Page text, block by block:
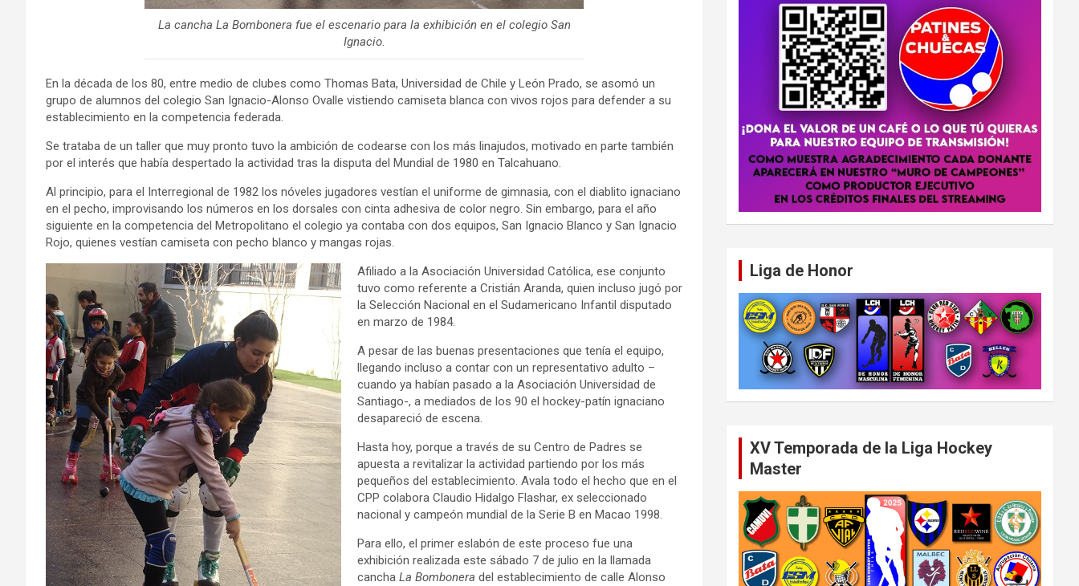
La cancha La Bombonera fue el escenario para la exhibición en el colegio San
Ignacio.
En la década de los 80, entre medio de clubes como Thomas Bata, Universidad de Chile y León Prado, se asomó un
grupo de alumnos del colegio San Ignacio-Alonso Ovalle vistiendo camiseta blanca con vivos rojos para defender a su
establecimiento en la competencia federada.
Se trataba de un taller que muy pronto tuvo la ambición de codearse con los más linajudos, motivado en parte también
por el interés que había despertado la actividad tras la disputa del Mundial de 1980 en Talcahuano.
Al principio, para el Interregional de 1982 los nóveles jugadores vestían el uniforme de gimnasia, con el diablito ignaciano
en el pecho, improvisando los números en los dorsales con cinta adhesiva de color negro. Sin embargo, para el año
siguiente en la competencia del Metropolitano el colegio ya contaba con dos equipos, San Ignacio Blanco y San Ignacio
Rojo, quienes vestían camiseta con pecho blanco y mangas rojas.
Afiliado a la Asociación Universidad Católica, ese conjunto
tuvo como referente a Cristián Aranda, quien incluso jugó por
la Selección Nacional en el Sudamericano Infantil disputado
en marzo de 1984.
A pesar de las buenas presentaciones que tenía el equipo,
llegando incluso a contar con un representativo adulto –
cuando ya habían pasado a la Asociación Universidad de
Santiago-, a mediados de los 90 el hockey-patín ignaciano
desapareció de escena.
Hasta hoy, porque a través de su Centro de Padres se
apuesta a revitalizar la actividad partiendo por los más
pequeños del establecimiento. Avala todo el hecho que en el
CPP colabora Claudio Hidalgo Flashar, ex seleccionado
nacional y campeón mundial de la Serie B en Macao 1998.
Para ello, el primer eslabón de este proceso fue una
exhibición realizada este sábado 7 de julio en la llamada
cancha La Bombonera del establecimiento de calle Alonso
Liga de Honor
XV Temporada de la Liga Hockey
Master